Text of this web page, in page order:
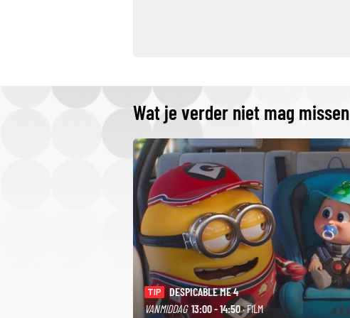
Wat je verder niet mag missen
TIP
DESPICABLE ME 4
VANMIDDAG 13:00 - 14:50· FILM